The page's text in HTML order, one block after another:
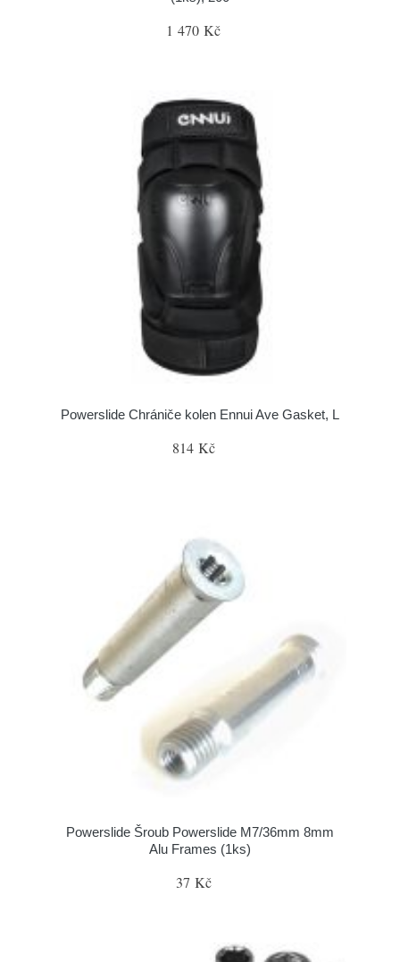
1 470 Kč
Powerslide Chrániče kolen Ennui Ave Gasket, L
814 Kč
Powerslide Šroub Powerslide M7/36mm 8mm
Alu Frames (1ks)
37 Kč